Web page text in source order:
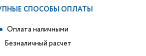
СПОСОБЫ ОПЛАТЫ
Оплата наличными
Безналичный расчет